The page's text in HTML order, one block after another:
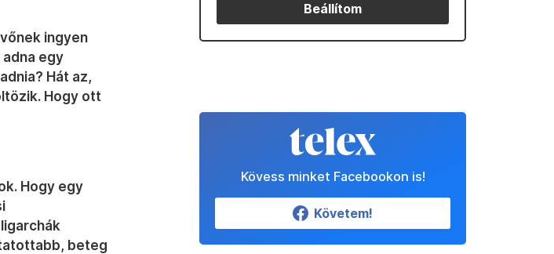
ingyen
egy
Hát az,
Hogy ott
Hogy egy
beteg
Beállítom
Kövess minket Facebookon is!
Követem!